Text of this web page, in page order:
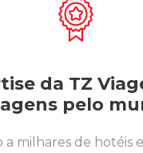
da TZ
pelo
a milhares de hotéis